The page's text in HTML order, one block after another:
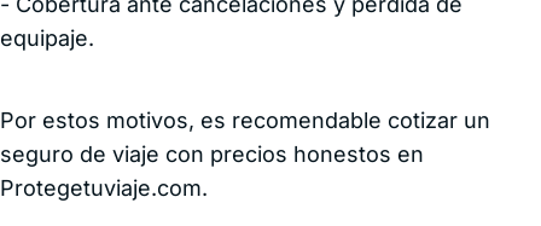
equipaje.
Por estos motivos, es recomendable cotizar un
seguro de viaje con precios honestos en
Protegetuviaje.com.